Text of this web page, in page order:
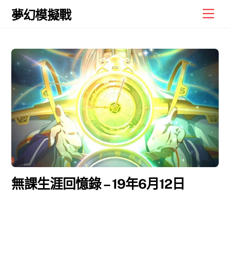
Skip
夢幻模擬戰
無課生涯回憶錄 – 19年6月12日